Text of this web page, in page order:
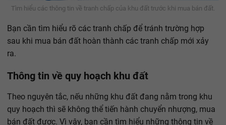
Tìm hiểu các thông tin về tranh chấp của khu đất trước khi mua bán đất.
Bạn cần tìm hiểu rõ các tranh chấp để tránh trường hợp
sau khi mua bán đất hoàn thành các tranh chấp mới xảy
ra.
Thông tin về quy hoạch khu đất
Theo nguyên tắc, nếu những khu đất đang nằm trong khu
quy hoạch thì sẽ không thể tiến hành chuyển nhượng, mua
bán đất được. Vì vậy, bạn cần tìm hiểu những thông tin về